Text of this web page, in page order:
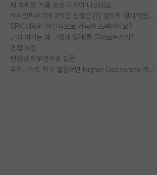
AI 학회들 거품 슬슬 지적이 나오네요
박사진학하기에 2억은 괜찮은 (?) 정도의 경제력인가요
SPK 대학원 현실적으로 가능한 스펙인가요?
근데 여기는 왜 그렇게 SPK를 물어보는거임?
면접 복장
편입생 학부연구생 질문
우리나라도 학구 열풍보면 Higher Doctorate 학위가 필요하다고 봅니다.